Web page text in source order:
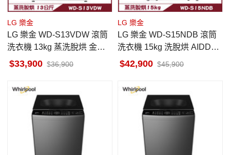
LG 樂金
LG 樂金 WD-S13VDW 滾筒
洗衣機 13kg 蒸洗脫烘 金級
省水標章與節能標章
33,900 36,900
LG 樂金
LG 樂金 WD-S15NDB 滾筒
洗衣機 15kg 洗脫烘 AIDD直
驅變頻 蒸氣洗 殺菌除螨
42,900 45,900